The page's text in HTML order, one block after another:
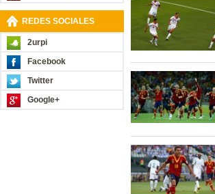
REDES SOCIALES
2urpi
Facebook
Twitter
Google+